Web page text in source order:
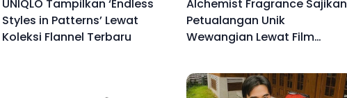
UNIQLO Tampilkan ‘Endless
Styles in Patterns’ Lewat
Koleksi Flannel Terbaru
Alchemist Fragrance Sajikan
Petualangan Unik
Wewangian Lewat Film